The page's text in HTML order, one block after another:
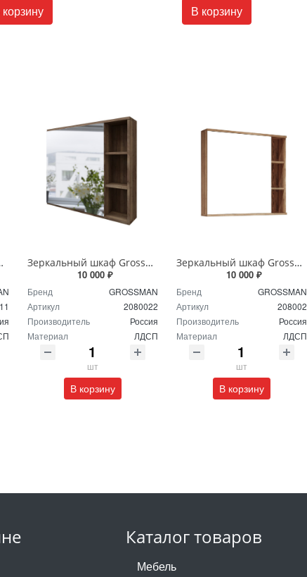
В корзину
Кадена вуд
Зеркальный шкаф Grossman Форта 80 см 2080022 темный дуб галифакс
10 000 ₽
Бренд
GROSSMAN
Артикул
2080022
Производитель
Россия
Материал
ЛДСП
шт
В корзину
Зеркальный шкаф Grossman Форта 80 см 208002 дуб галифакс
10 000 ₽
Бренд
GROSSMAN
Артикул
208002
Производитель
Россия
Материал
ЛДСП
шт
В корзину
Каталог товаров
Мебель